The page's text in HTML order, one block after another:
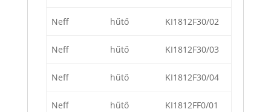
Neff hűtő KI1812F30/02
Neff hűtő KI1812F30/03
Neff hűtő KI1812F30/04
Neff hűtő KI1812FF0/01